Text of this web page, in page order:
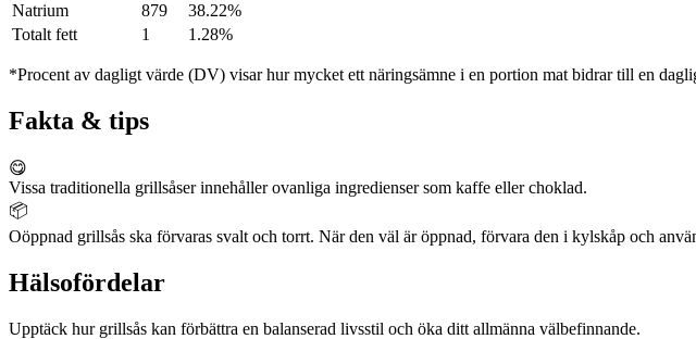
Natrium
879
38.22%
Totalt fett
1 1.28%
*Procent av dagligt värde (DV) visar hur mycket ett näringsämne i en portion mat bidrar till en
Fakta & tips
😋
Vissa traditionella grillsåser innehåller ovanliga ingredienser som kaffe eller choklad.
📦
Oöppnad grillsås ska förvaras svalt och torrt. När den väl är öppnad, förvara den i kylskåp och
Hälsofördelar
Upptäck hur grillsås kan förbättra en balanserad livsstil och öka ditt allmänna välbefinnande.